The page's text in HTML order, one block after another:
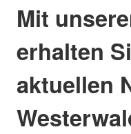
Mit
erhalten
aktuellen